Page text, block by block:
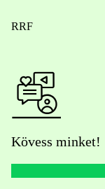
RRF
Kövess minket!